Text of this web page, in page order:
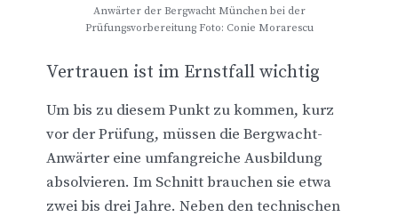
Anwärter der Bergwacht München bei der
Prüfungsvorbereitung Foto: Conie Morarescu
Vertrauen ist im Ernstfall wichtig
Um bis zu diesem Punkt zu kommen, kurz
vor der Prüfung, müssen die Bergwacht-
Anwärter eine umfangreiche Ausbildung
absolvieren. Im Schnitt brauchen sie etwa
zwei bis drei Jahre. Neben den technischen